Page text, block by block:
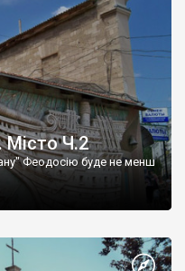
Місто Ч.2
Феодосію буде не менш